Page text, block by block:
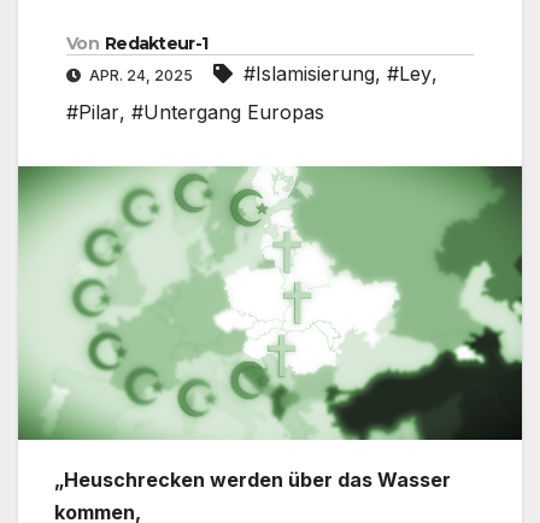
Von Redakteur-1
APR. 24, 2025 #Islamisierung, #Ley,
#Pilar, #Untergang Europas
„Heuschrecken werden über das Wasser
kommen,